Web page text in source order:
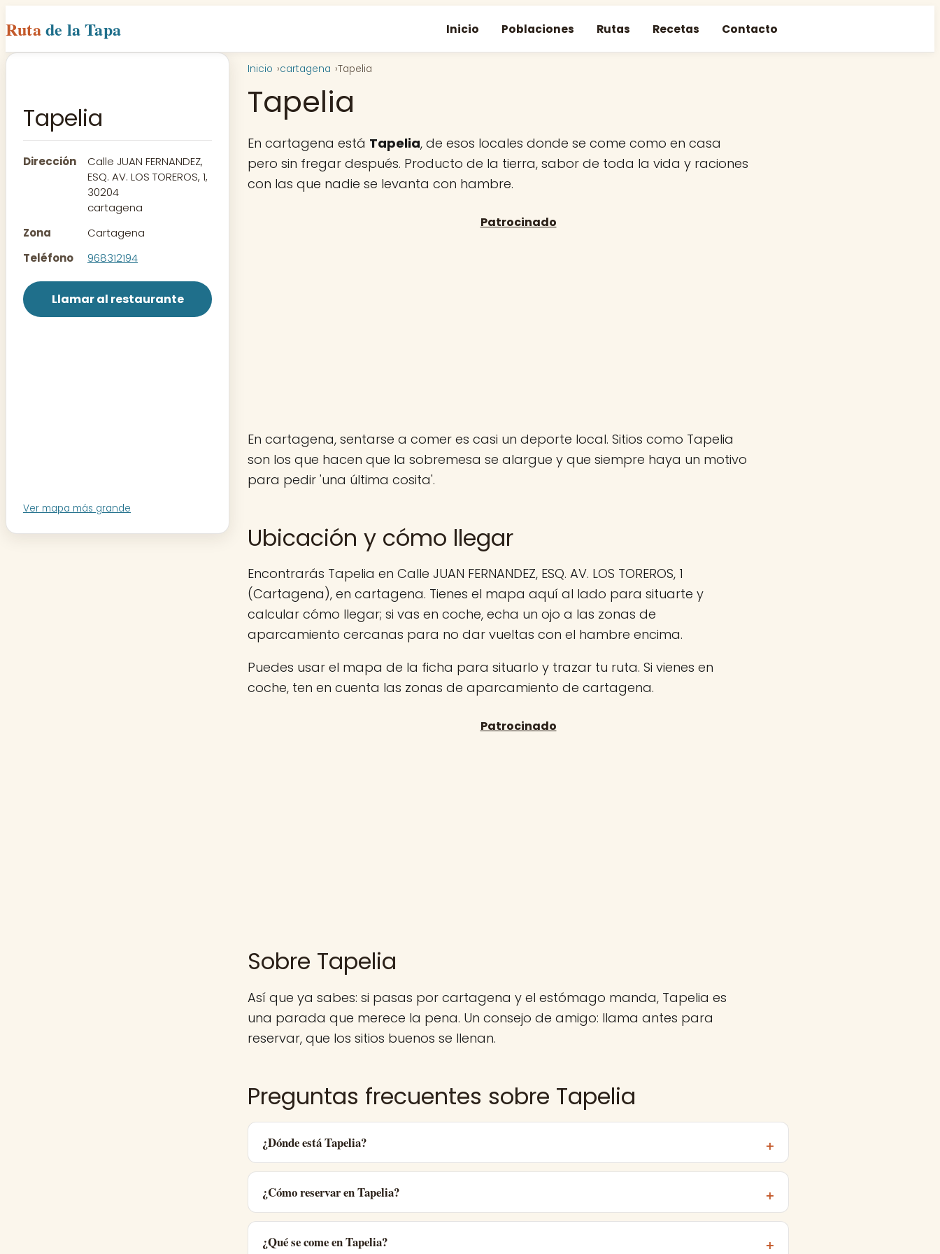
Rutade la Tapa Inicio Poblaciones Rutas Recetas Contacto
Tapelia
Dirección
Calle JUAN FERNANDEZ,
ESQ. AV. LOS TOREROS, 1,
30204
cartagena
Zona
Cartagena
Teléfono
968312194
Llamar al restaurante
Ver mapa más grande
Inicio cartagena Tapelia
Tapelia
En cartagena está Tapelia, de esos locales donde se come como en casa
pero sin fregar después. Producto de la tierra, sabor de toda la vida y raciones
con las que nadie se levanta con hambre.
En cartagena, sentarse a comer es casi un deporte local. Sitios como Tapelia
son los que hacen que la sobremesa se alargue y que siempre haya un motivo
para pedir 'una última cosita'.
Ubicación y cómo llegar
Encontrarás Tapelia en Calle JUAN FERNANDEZ, ESQ. AV. LOS TOREROS, 1
(Cartagena), en cartagena. Tienes el mapa aquí al lado para situarte y
calcular cómo llegar; si vas en coche, echa un ojo a las zonas de
aparcamiento cercanas para no dar vueltas con el hambre encima.
Puedes usar el mapa de la ficha para situarlo y trazar tu ruta. Si vienes en
coche, ten en cuenta las zonas de aparcamiento de cartagena.
Sobre Tapelia
Así que ya sabes: si pasas por cartagena y el estómago manda, Tapelia es
una parada que merece la pena. Un consejo de amigo: llama antes para
reservar, que los sitios buenos se llenan.
Preguntas frecuentes sobre Tapelia
¿Dónde está Tapelia?
¿Cómo reservar en Tapelia?
¿Qué se come en Tapelia?